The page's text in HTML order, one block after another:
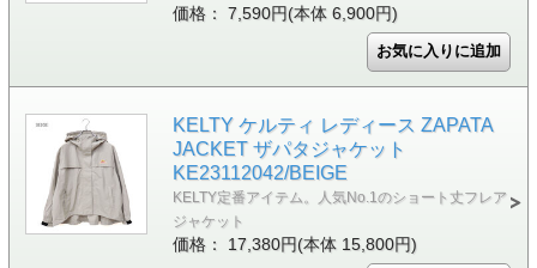
価格： 7,590円(本体 6,900円)
KELTY ケルティ レディース ZAPATA
JACKET ザパタジャケット
KE23112042/BEIGE
KELTY定番アイテム。人気No.1のショート丈フレア
ジャケット
価格： 17,380円(本体 15,800円)